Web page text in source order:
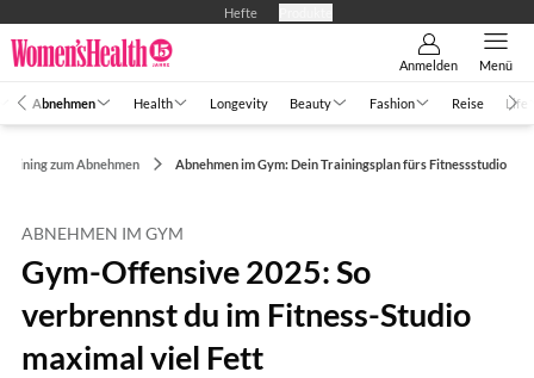
Hefte
Anmelden Menü
Abnehmen Health Longevity Beauty Fashion Reise Life
Training zum Abnehmen Abnehmen im Gym: Dein Trainingsplan fürs Fitnessstudio
ABNEHMEN IM GYM
Gym-Offensive 2025: So
verbrennst du im Fitness-Studio
maximal viel Fett